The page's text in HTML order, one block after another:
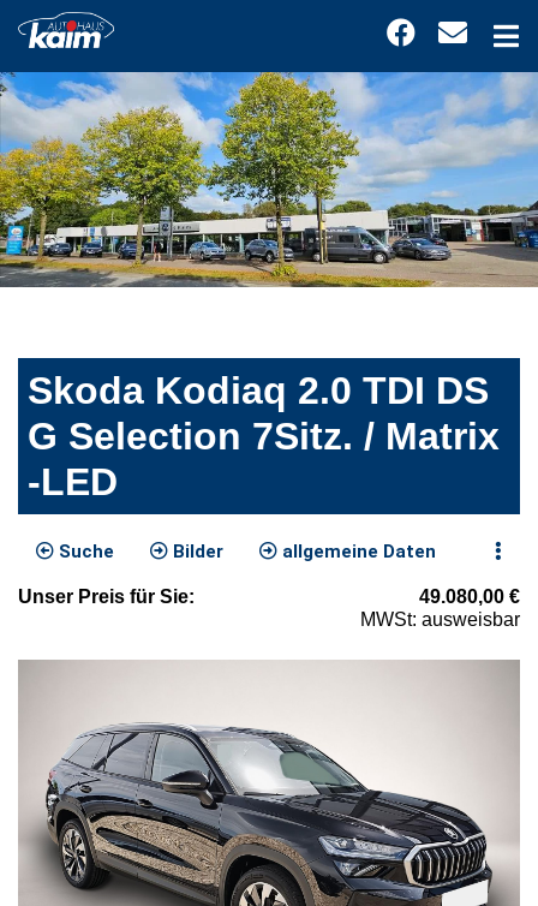
Skoda Kodiaq 2.0 TDI DS
G Selection 7Sitz. / Matrix
-LED
Suche Bilder allgemeine Daten
Unser Preis für Sie: 49.080,00 €
MWSt: ausweisbar